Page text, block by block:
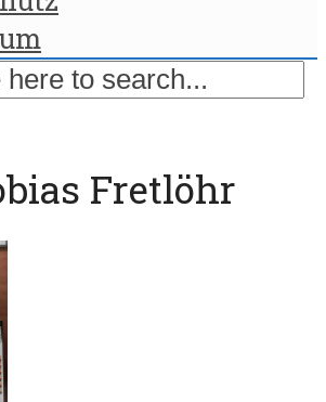
Fretlöhr